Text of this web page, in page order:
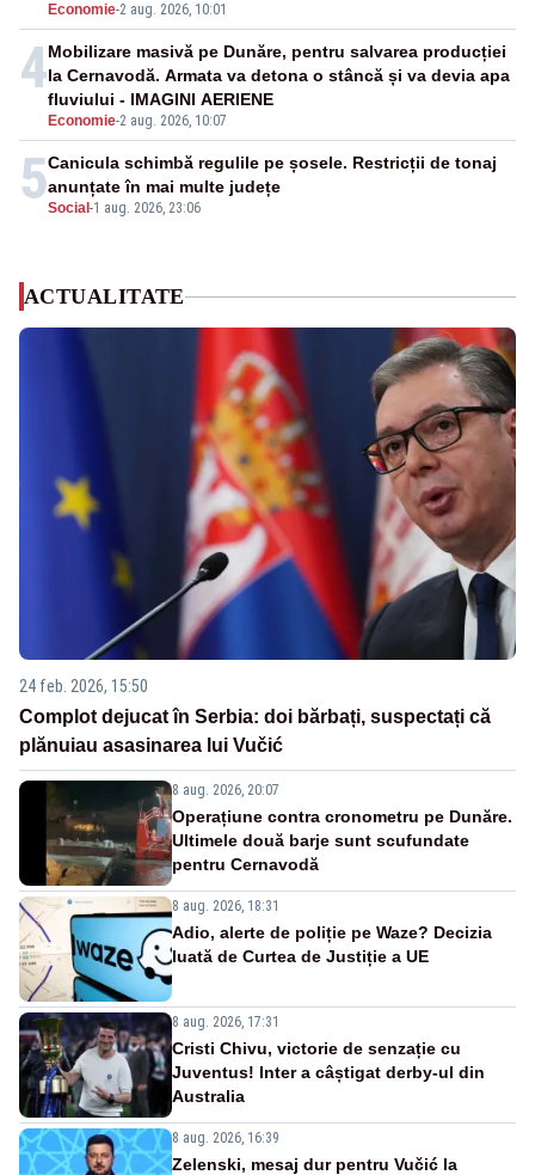
Economie-2 aug. 2026, 10:01
4
Economie-2 aug. 2026, 10:07
Mobilizare masivă pe Dunăre, pentru salvarea producției
la Cernavodă. Armata va detona o stâncă și va devia apa
fluviului - IMAGINI AERIENE
5Social -1 aug. 2026, 23:06
Canicula schimbă regulile pe șosele. Restricții de tonaj
anunțate în mai multe județe
ACTUALITATE
24 feb. 2026, 15:50
Complot dejucat în Serbia: doi bărbați, suspectați că
plănuiau asasinarea lui Vučić
8 aug. 2026, 20:07
Operațiune contra cronometru pe Dunăre.
Ultimele două barje sunt scufundate
pentru Cernavodă
8 aug. 2026, 18:31
Adio, alerte de poliție pe Waze? Decizia
luată de Curtea de Justiție a UE
8 aug. 2026, 17:31
Cristi Chivu, victorie de senzație cu
Juventus! Inter a câștigat derby-ul din
Australia
8 aug. 2026, 16:39
Zelenski, mesaj dur pentru Vučić la